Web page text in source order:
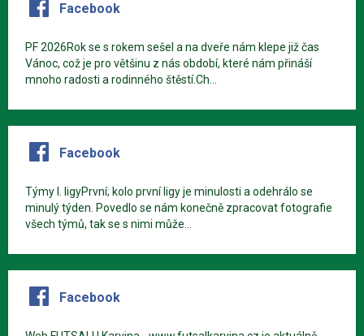
Facebook
PF 2026Rok se s rokem sešel a na dveře nám klepe již čas
Vánoc, což je pro většinu z nás období, které nám přináší
mnoho radosti a rodinného štěstí.Ch...
Facebook
Týmy I. ligyPrvní; kolo první ligy je minulosti a odehrálo se
minulý týden. Povedlo se nám konečně zpracovat fotografie
všech týmů, tak se s nimi může...
Facebook